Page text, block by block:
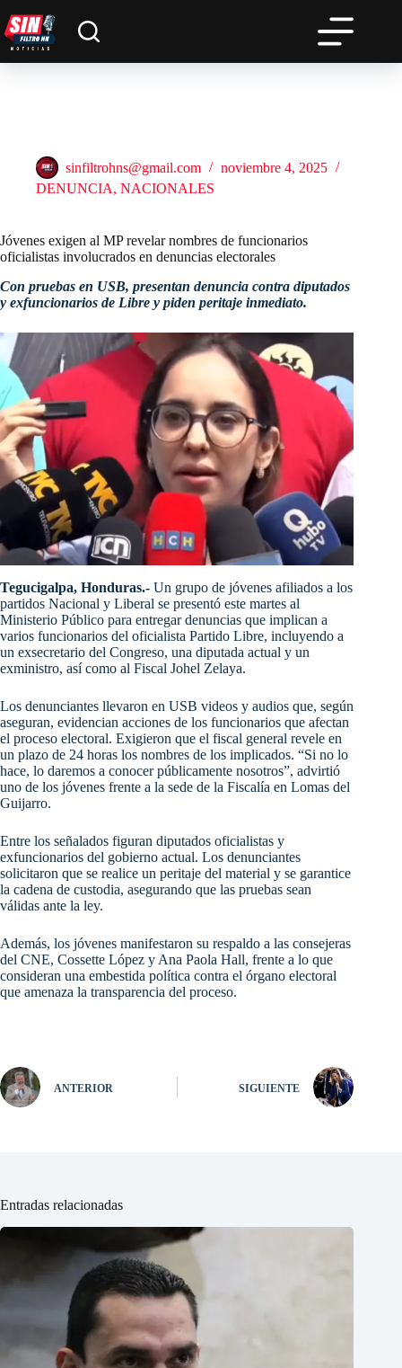
al
contenido
sinfiltrohns@gmail.com
noviembre 4, 2025
DENUNCIA, NACIONALES
Jóvenes exigen al MP revelar nombres de funcionarios
oficialistas involucrados en denuncias electorales
Con pruebas en USB, presentan denuncia contra diputados
y exfuncionarios de Libre y piden peritaje inmediato.
Tegucigalpa, Honduras.- Un grupo de jóvenes afiliados a los
partidos Nacional y Liberal se presentó este martes al
Ministerio Público para entregar denuncias que implican a
varios funcionarios del oficialista Partido Libre, incluyendo a
un exsecretario del Congreso, una diputada actual y un
exministro, así como al Fiscal Johel Zelaya.
Los denunciantes llevaron en USB videos y audios que, según
aseguran, evidencian acciones de los funcionarios que afectan
el proceso electoral. Exigieron que el fiscal general revele en
un plazo de 24 horas los nombres de los implicados. “Si no lo
hace, lo daremos a conocer públicamente nosotros”, advirtió
uno de los jóvenes frente a la sede de la Fiscalía en Lomas del
Guijarro.
Entre los señalados figuran diputados oficialistas y
exfuncionarios del gobierno actual. Los denunciantes
solicitaron que se realice un peritaje del material y se garantice
la cadena de custodia, asegurando que las pruebas sean
válidas ante la ley.
Además, los jóvenes manifestaron su respaldo a las consejeras
del CNE, Cossette López y Ana Paola Hall, frente a lo que
consideran una embestida política contra el órgano electoral
que amenaza la transparencia del proceso.
ANTERIOR SIGUIENTE
Entradas relacionadas